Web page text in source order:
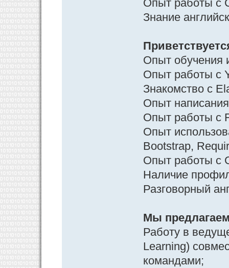
Опыт работы с
Знание
Опыт обучения
Опыт работы с
Знакомство с
Опыт
Опыт работы с
Опыт
Bootstrap,
Опыт работы с
Наличие
Разговорный
Мы
Работу в
Learning)
командами;